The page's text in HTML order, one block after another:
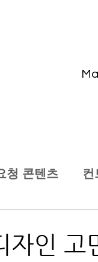
청 콘텐츠 컨
자인 고